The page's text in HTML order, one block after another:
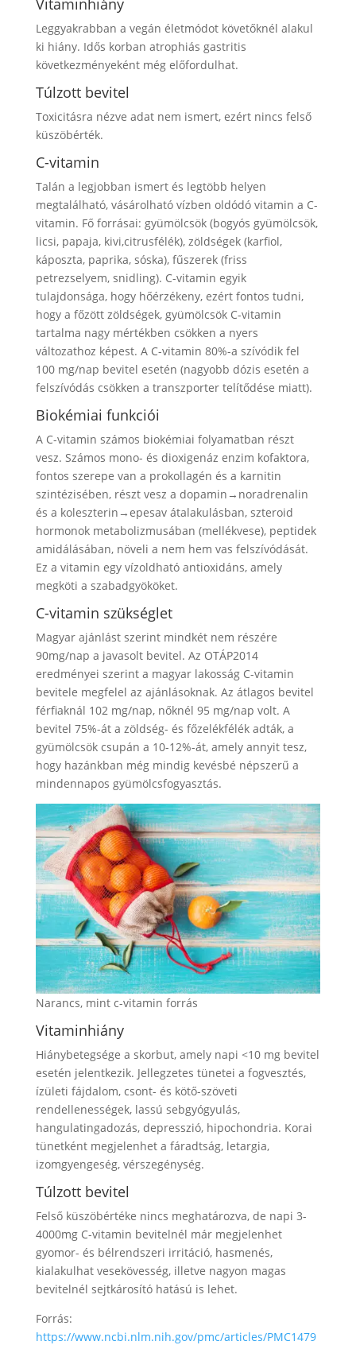
Vitaminhiány
Leggyakrabban a vegán életmódot követőknél alakul
ki hiány. Idős korban atrophiás gastritis
következményeként még előfordulhat.
Túlzott bevitel
Toxicitásra nézve adat nem ismert, ezért nincs felső
küszöbérték.
C-vitamin
Talán a legjobban ismert és legtöbb helyen
megtalálható, vásárolható vízben oldódó vitamin a C-
vitamin. Fő forrásai: gyümölcsök (bogyós gyümölcsök,
licsi, papaja, kivi,citrusfélék), zöldségek (karfiol,
káposzta, paprika, sóska), fűszerek (friss
petrezselyem, snidling). C-vitamin egyik
tulajdonsága, hogy hőérzékeny, ezért fontos tudni,
hogy a főzött zöldségek, gyümölcsök C-vitamin
tartalma nagy mértékben csökken a nyers
változathoz képest. A C-vitamin 80%-a szívódik fel
100 mg/nap bevitel esetén (nagyobb dózis esetén a
felszívódás csökken a transzporter telítődése miatt).
Biokémiai funkciói
A C-vitamin számos biokémiai folyamatban részt
vesz. Számos mono- és dioxigenáz enzim kofaktora,
fontos szerepe van a prokollagén és a karnitin
szintézisében, részt vesz a dopamin→noradrenalin
és a koleszterin→epesav átalakulásban, szteroid
hormonok metabolizmusában (mellékvese), peptidek
amidálásában, növeli a nem hem vas felszívódását.
Ez a vitamin egy vízoldható antioxidáns, amely
megköti a szabadgyököket.
C-vitamin szükséglet
Magyar ajánlást szerint mindkét nem részére
90mg/nap a javasolt bevitel. Az OTÁP2014
eredményei szerint a magyar lakosság C-vitamin
bevitele megfelel az ajánlásoknak. Az átlagos bevitel
férfiaknál 102 mg/nap, nőknél 95 mg/nap volt. A
bevitel 75%-át a zöldség- és főzelékfélék adták, a
gyümölcsök csupán a 10-12%-át, amely annyit tesz,
hogy hazánkban még mindig kevésbé népszerű a
mindennapos gyümölcsfogyasztás.
Narancs, mint c-vitamin forrás
Vitaminhiány
Hiánybetegsége a skorbut, amely napi <10 mg bevitel
esetén jelentkezik. Jellegzetes tünetei a fogvesztés,
ízületi fájdalom, csont- és kötő-szöveti
rendellenességek, lassú sebgyógyulás,
hangulatingadozás, depresszió, hipochondria. Korai
tünetként megjelenhet a fáradtság, letargia,
izomgyengeség, vérszegénység.
Túlzott bevitel
Felső küszöbértéke nincs meghatározva, de napi 3-
4000mg C-vitamin bevitelnél már megjelenhet
gyomor- és bélrendszeri irritáció, hasmenés,
kialakulhat vesekövesség, illetve nagyon magas
bevitelnél sejtkárosító hatású is lehet.
Forrás:
https://www.ncbi.nlm.nih.gov/pmc/articles/PMC1479